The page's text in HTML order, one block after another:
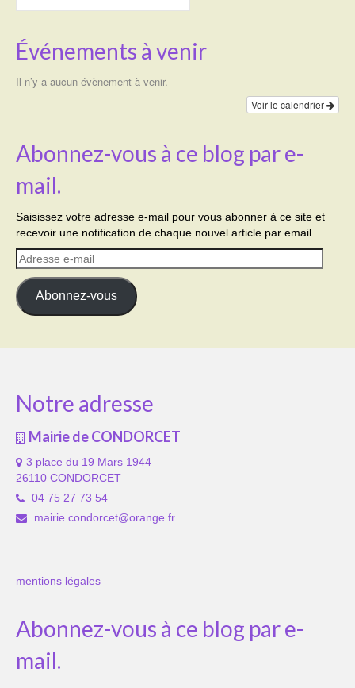
Événements à venir
Il n’y a aucun évènement à venir.
Voir le calendrier
Abonnez-vous à ce blog par e-
mail.
Saisissez votre adresse e-mail pour vous abonner à ce site et
recevoir une notification de chaque nouvel article par email.
Adresse
e-
mail
Abonnez-vous
Notre adresse
Mairie de CONDORCET
3 place du 19 Mars 1944
26110 CONDORCET
04 75 27 73 54
mairie.condorcet@orange.fr
mentions légales
Abonnez-vous à ce blog par e-
mail.